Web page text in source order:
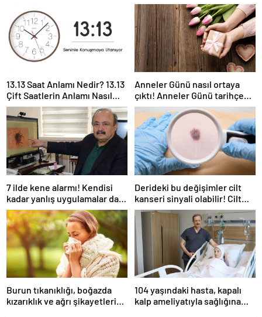
13.13 Saat Anlamı Nedir? 13.13
Çift Saatlerin Anlamı Nasıl
Yorumlanır?
Anneler Günü nasıl ortaya
çıktı! Anneler Günü tarihçesi!
Anneler Günü ilk kez ne
zaman kutlandı?
7 ilde kene alarmı! Kendisi
kadar yanlış uygulamalar da
öldürüyor… Sakın bu hataları
yapmayın
Derideki bu değişimler cilt
kanseri sinyali olabilir! Cilt
kanserinden korunmanın
yolları
Burun tıkanıklığı, boğazda
kızarıklık ve ağrı şikayetleri
104 yaşındaki hasta, kapalı
kalp ameliyatıyla sağlığına